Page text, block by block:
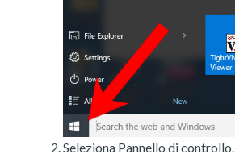
Seleziona Pannello di controllo.